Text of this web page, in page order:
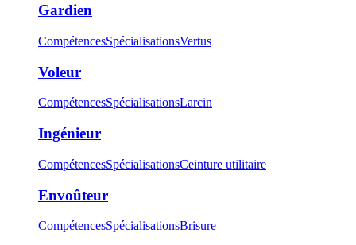
Gardien
CompétencesSpécialisationsVertus
Voleur
CompétencesSpécialisationsLarcin
Ingénieur
CompétencesSpécialisationsCeinture utilitaire
Envoûteur
CompétencesSpécialisationsBrisure